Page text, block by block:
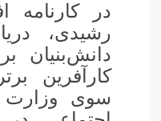
در کارنامه
رشیدی،
دانش‌بنیان
کارآفرین
سوی وزارت